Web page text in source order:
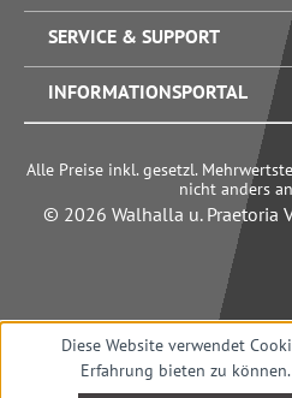
SERVICE & SUPPORT
INFORMATIONSPORTAL
Alle Preise inkl. gesetzl.
nicht anders
© 2026 Walhalla u. Praetoria
Diese Website verwendet
Erfahrung bieten zu können.